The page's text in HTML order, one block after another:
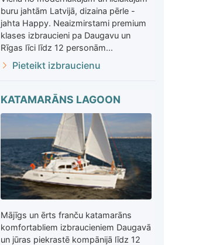
buru jahtām Latvijā, dizaina pērle -
jahta Happy. Neaizmirstami premium
klases izbraucieni pa Daugavu un
Rīgas līci līdz 12 personām...
Pieteikt izbraucienu
KATAMARĀNS LAGOON
Mājīgs un ērts franču katamarāns
komfortabliem izbraucieniem Daugavā
un jūras piekrastē kompānijā līdz 12